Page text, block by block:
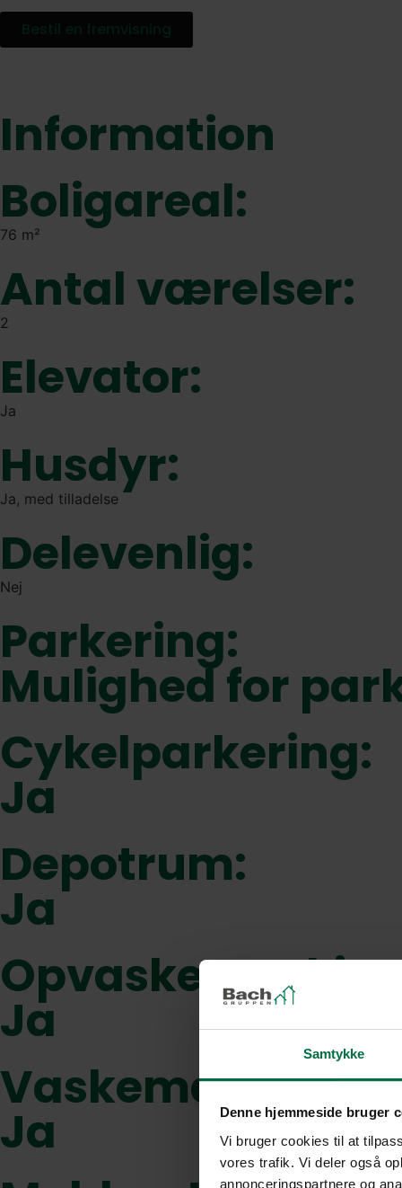
Samtykke
Denne hjemmeside bruger
Vi bruger cookies til at
vores trafik. Vi deler også
annonceringspartnere og
Information
Boligareal:
76 m²
Antal værelser:
2
Elevator:
Ja
Husdyr:
Ja, med tilladelse
Delevenlig:
Nej
Parkering:
Mulighed for
Cykelparkering:
Ja
Depotrum:
Ja
Ja
Vaskemaskine:
Ja